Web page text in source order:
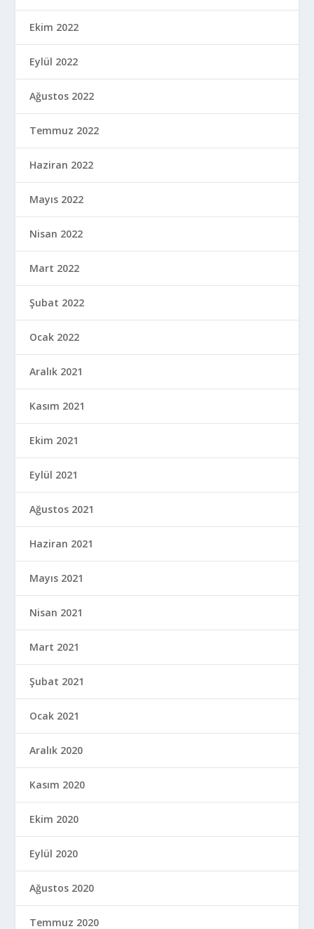
Ekim 2022
Eylül 2022
Ağustos 2022
Temmuz 2022
Haziran 2022
Mayıs 2022
Nisan 2022
Mart 2022
Şubat 2022
Ocak 2022
Aralık 2021
Kasım 2021
Ekim 2021
Eylül 2021
Ağustos 2021
Haziran 2021
Mayıs 2021
Nisan 2021
Mart 2021
Şubat 2021
Ocak 2021
Aralık 2020
Kasım 2020
Ekim 2020
Eylül 2020
Ağustos 2020
Temmuz 2020